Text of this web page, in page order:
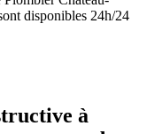
disponibles 24h/24
à